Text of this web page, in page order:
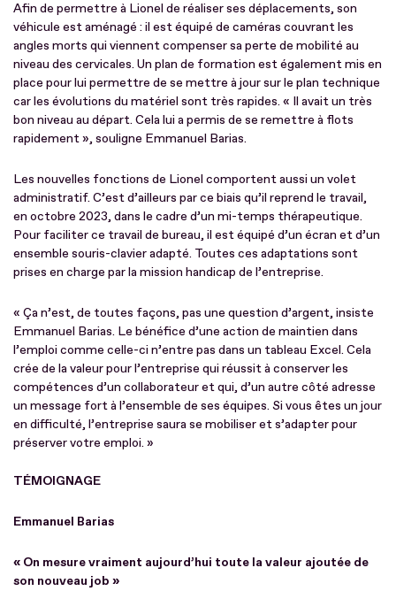
Afin de permettre à Lionel de réaliser ses déplacements, son
véhicule est aménagé : il est équipé de caméras couvrant les
angles morts qui viennent compenser sa perte de mobilité au
niveau des cervicales. Un plan de formation est également mis en
place pour lui permettre de se mettre à jour sur le plan technique
car les évolutions du matériel sont très rapides. « Il avait un très
bon niveau au départ. Cela lui a permis de se remettre à flots
rapidement », souligne Emmanuel Barias.
Les nouvelles fonctions de Lionel comportent aussi un volet
administratif. C’est d’ailleurs par ce biais qu’il reprend le travail,
en octobre 2023, dans le cadre d’un mi-temps thérapeutique.
Pour faciliter ce travail de bureau, il est équipé d’un écran et d’un
ensemble souris-clavier adapté. Toutes ces adaptations sont
prises en charge par la mission handicap de l’entreprise.
« Ça n’est, de toutes façons, pas une question d’argent, insiste
Emmanuel Barias. Le bénéfice d’une action de maintien dans
l’emploi comme celle-ci n’entre pas dans un tableau Excel. Cela
crée de la valeur pour l’entreprise qui réussit à conserver les
compétences d’un collaborateur et qui, d’un autre côté adresse
un message fort à l’ensemble de ses équipes. Si vous êtes un jour
en difficulté, l’entreprise saura se mobiliser et s’adapter pour
préserver votre emploi. »
TÉMOIGNAGE
Emmanuel Barias
« On mesure vraiment aujourd’hui toute la valeur ajoutée de
son nouveau job »